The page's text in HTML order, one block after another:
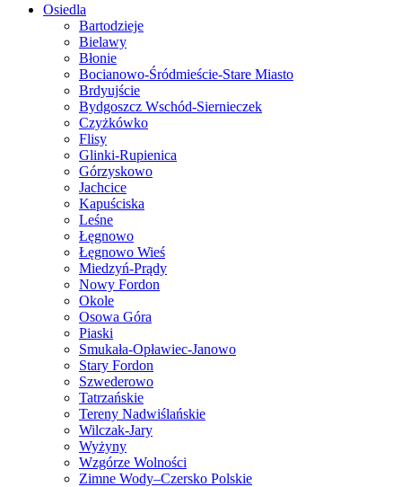
Osiedla
Bartodzieje
Bielawy
Błonie
Bocianowo-Śródmieście-Stare Miasto
Brdyujście
Bydgoszcz Wschód-Siernieczek
Czyżkówko
Flisy
Glinki-Rupienica
Górzyskowo
Jachcice
Kapuściska
Leśne
Łęgnowo
Łęgnowo Wieś
Miedzyń-Prądy
Nowy Fordon
Okole
Osowa Góra
Piaski
Smukała-Opławiec-Janowo
Stary Fordon
Szwederowo
Tatrzańskie
Tereny Nadwiślańskie
Wilczak-Jary
Wyżyny
Wzgórze Wolności
Zimne Wody–Czersko Polskie